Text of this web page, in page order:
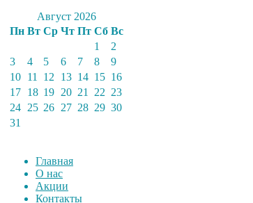
Август 2026
Пн Вт Ср Чт Пт Сб Вс
1
2
3
4 5 6 7 8
9
10 11 12 13 14 15 16
17 18 19 20 21 22 23
24 25 26 27 28 29 30
31
Главная
О нас
Акции
Контакты